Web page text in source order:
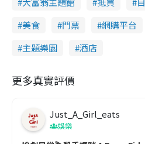
美食
門票 網購平台
主題樂園
酒店
更多真實評價
Just_A_Girl_eats
娛樂